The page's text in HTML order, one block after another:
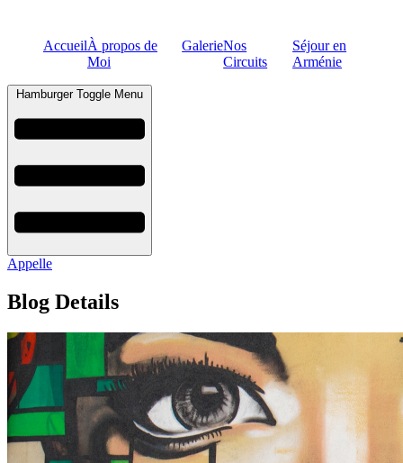
AccueilÀ propos de
Moi
GalerieNos
Circuits
Séjour en
Arménie
Hamburger Toggle Menu
Appelle
Blog Details